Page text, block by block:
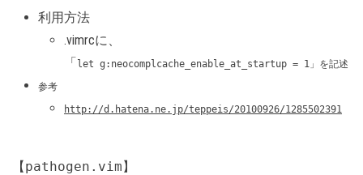
利用方法
.vimrcに、
「let g:neocomplcache_enable_at_startup = 1」を記述
参考
http://d.hatena.ne.jp/teppeis/20100926/1285502391
【pathogen.vim】